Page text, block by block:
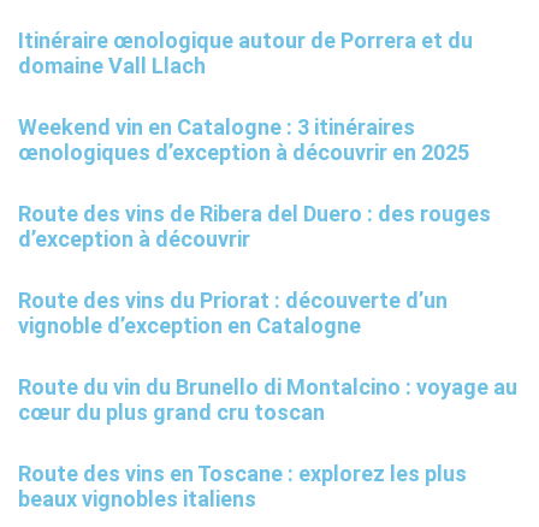
Itinéraire œnologique autour de Porrera et du
domaine Vall Llach
Weekend vin en Catalogne : 3 itinéraires
œnologiques d’exception à découvrir en 2025
Route des vins de Ribera del Duero : des rouges
d’exception à découvrir
Route des vins du Priorat : découverte d’un
vignoble d’exception en Catalogne
Route du vin du Brunello di Montalcino : voyage au
cœur du plus grand cru toscan
Route des vins en Toscane : explorez les plus
beaux vignobles italiens